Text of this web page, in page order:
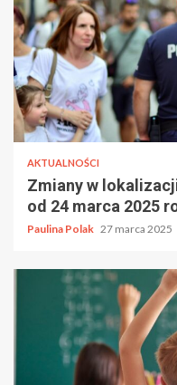
AKTUALNOŚCI
Zmiany w
od 24 marca 2025
Paulina Polak 27 marca 2025